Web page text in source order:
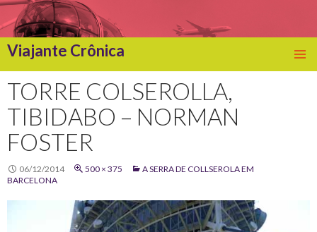
Viajante Crônica
TO
CONTENT
TORRE COLSEROLLA,
TIBIDABO – NORMAN
FOSTER
06/12/2014 500 × 375
A SERRA DE COLLSEROLA EM
BARCELONA